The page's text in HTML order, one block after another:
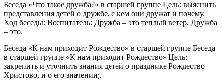
Беседа «Что такое дружба?» в старшей группе Цель: выяснить
представления детей о дружбе, с кем они дружат и почему.
Ход беседы: Воспитатель: Дружба – это теплый ветер, Дружба
– это.
Беседа «К нам приходит Рождество» в старшей группе Беседа
в старшей группе «К нам приходит Рождество» Цель: —
закрепить и уточнить знания детей о празднике Рождество
Христово, и о его значении;.